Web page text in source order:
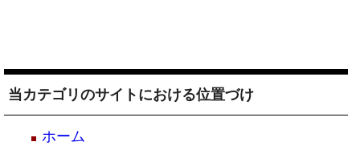
当カテゴリのサイトにおける位置づけ
ホーム